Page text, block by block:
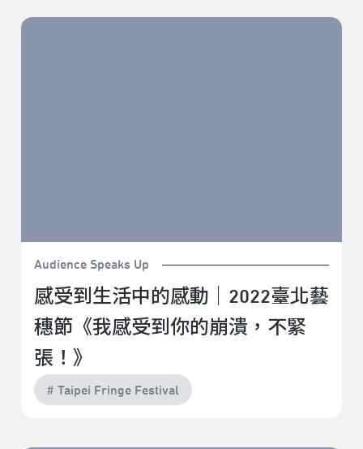
感受到生活中的感動｜2022臺北藝穗節《我感受到你的
Audience Speaks Up
感受到生活中的感動｜2022臺北藝
穗節《我感受到你的崩潰，不緊
張！》
# Taipei Fringe Festival